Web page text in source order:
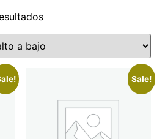
Sale!